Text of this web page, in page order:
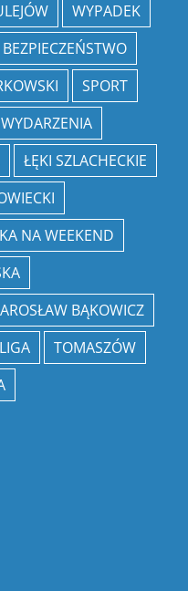
WYPADEK
BEZPIECZEŃSTWO
SPORT
WYDARZENIA
ŁĘKI SZLACHECKIE
NA WEEKEND
BĄKOWICZ
TOMASZÓW